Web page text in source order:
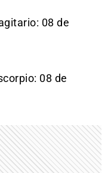
08 de
08 de